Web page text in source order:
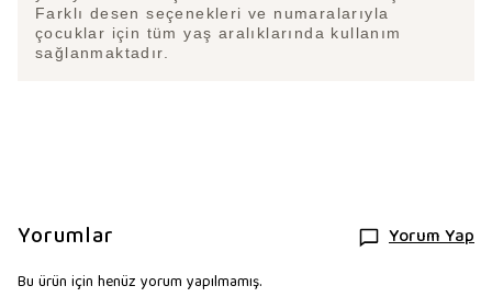
Farklı desen seçenekleri ve numaralarıyla
çocuklar için tüm yaş aralıklarında kullanım
sağlanmaktadır.
Yorumlar Yorum Yap
Bu ürün için henüz yorum yapılmamış.